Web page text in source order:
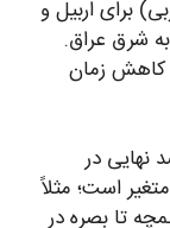
برای اربیل و
شرق عراق.
کاهش زمان
نهایی در
متغیر است؛ مثلاً
ساعت و از شلمچه تا بصره در